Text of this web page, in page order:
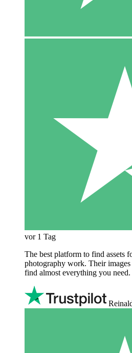
vor 1 Tag
The best platform to find assets
photography work. Their
find almost everything you need.